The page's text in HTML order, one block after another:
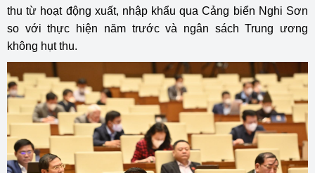
thu từ hoạt động xuất, nhập khẩu qua Cảng biển Nghi Sơn
so với thực hiện năm trước và ngân sách Trung ương
không hụt thu.